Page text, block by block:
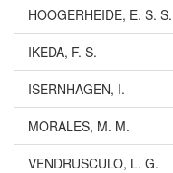
HOOGERHEIDE, E. S. S.
IKEDA, F. S.
ISERNHAGEN, I.
MORALES, M. M.
VENDRUSCULO, L. G.